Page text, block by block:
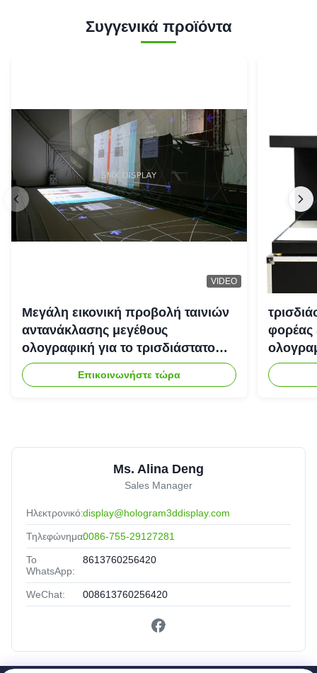
Συγγενικά προϊόντα
VIDEO
Μεγάλη εικονική προβολή ταινιών
αντανάκλασης μεγέθους
ολογραφική για το τρισδιάστατο
σύστημα προβολέων
ολογραμμάτων
Επικοινωνήστε τώρα
φορέας
Ms. Alina Deng
Sales Manager
Ηλεκτρονικό:display@hologram3ddisplay.com
Τηλεφώνημα:0086-755-29127281
Το
WhatsApp:
8613760256420
WeChat: 008613760256420